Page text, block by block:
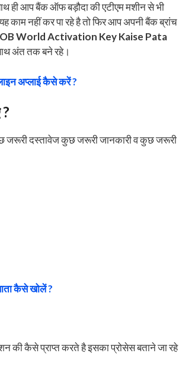
आप बैंक ऑफ बड़ौदा की एटीएम मशीन से भी
नहीं कर पा रहे है तो फिर आप अपनी बैंक ब्रांच
World Activation Key Kaise Pata
अंत तक बने रहे।
अप्लाई कैसे करें ?
जरूरी दस्तावेज कुछ जरूरी जानकारी व कुछ जरूरी
कैसे खोलें ?
की कैसे प्राप्त करते है इसका प्रोसेस बताने जा रहे